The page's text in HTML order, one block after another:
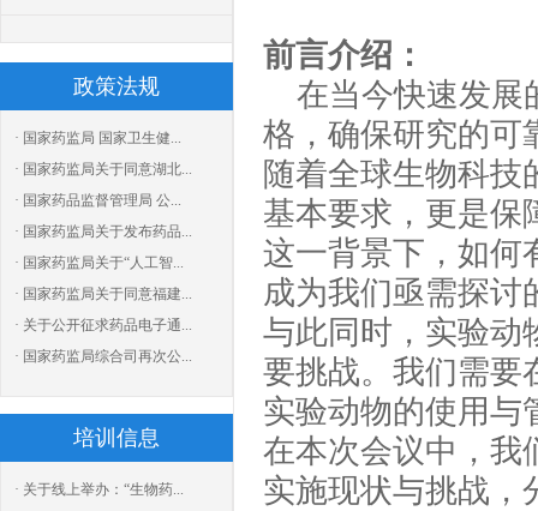
政策法规
· 国家药监局 国家卫生健...
· 国家药监局关于同意湖北...
· 国家药品监督管理局 公...
· 国家药监局关于发布药品...
· 国家药监局关于“人工智...
· 国家药监局关于同意福建...
· 关于公开征求药品电子通...
· 国家药监局综合司再次公...
培训信息
· 关于线上举办：“生物药...
前言介绍：
在当今快速发展
格，确保研究的可
随着全球生物科技
基本要求，更是保
这一背景下，如何
成为我们亟需探讨
与此同时，实验动
要挑战。我们需要
实验动物的使用与
在本次会议中，我
实施现状与挑战，